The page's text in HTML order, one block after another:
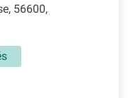
56600,